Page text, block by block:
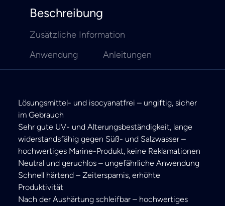
Beschreibung
Zusätzliche Information
Anwendung
Anleitungen
Lösungsmittel- und isocyanatfrei – ungiftig, sicher
im Gebrauch
Sehr gute UV- und Alterungsbeständigkeit, lange
widerstandsfähig gegen Süß- und Salzwasser –
hochwertiges Marine-Produkt, keine Reklamationen
Neutral und geruchlos – ungefährliche Anwendung
Schnell härtend – Zeitersparnis, erhöhte
Produktivität
Nach der Aushärtung schleifbar – hochwertiges